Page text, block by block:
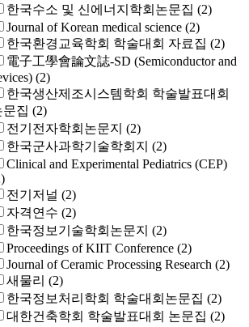
한국수소 및 신에너지학회논문집 (2)
Journal of Korean medical science (2)
한국환경교육학회 학술대회 자료집 (2)
電子工學會論文誌-SD (Semiconductor and
(2)
한국생산제조시스템학회 학술발표대회
문집 (2)
전기전자학회논문지 (2)
한국군사과학기술학회지 (2)
Clinical and Experimental Pediatrics (CEP)
전기저널 (2)
자격연수 (2)
한국정보기술학회논문지 (2)
Proceedings of KIIT Conference (2)
Journal of Ceramic Processing Research (2)
새물리 (2)
한국정보처리학회 학술대회논문집 (2)
대한건축학회 학술발표대회 논문집 (2)